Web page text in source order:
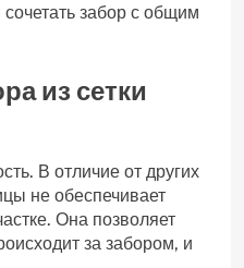
сочетать забор с общим
из сетки
В отличие от других
не обеспечивает
Она позволяет
за забором, и